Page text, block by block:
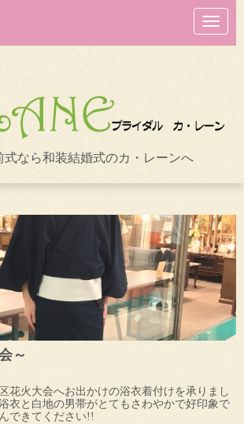
N
a
v
o
n
式なら和装結婚式のカ・レーンへ
～
花火大会へお出かけの浴衣着付けを承りまし
衣と白地の男帯がとてもさわやかで好印象で
できてください!!